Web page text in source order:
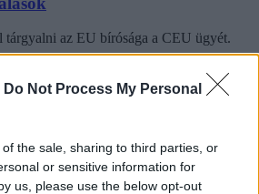
Do Not Process My Personal
the sale, sharing to third parties, or
or sensitive information for
us, please use the below opt-out
tárgyalni az EU bírósága a CEU ügyét.
kormány a CEU ügyét?